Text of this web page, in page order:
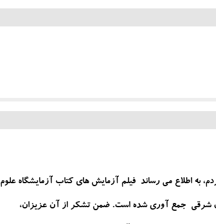
ی مردم، به اطلاع می رساند فیلم آزمایش های کتاب آزمایشگاه علوم
شرقی جمع آوری شده است. ضمن تشکر از آن عزیزان،